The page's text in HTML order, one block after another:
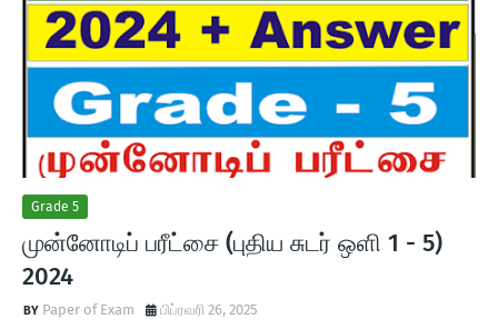
Grade 5
முன்னோடிப் பரீட்சை (புதிய சுடர் ஒளி 1 - 5)
2024
Paper of Exam
பிப்ரவரி 26, 2025